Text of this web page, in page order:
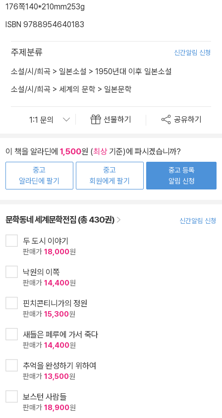
176쪽140*210mm253g
ISBN 9788954640183
주제분류 신간알림 신청
소설/시/희곡 > 일본소설 > 1950년대 이후 일본소설
소설/시/희곡 > 세계의 문학 > 일본문학
선물하기 공유하기
이 책을 알라딘에 1,500원 (최상기준)에 파시겠습니까?
중고
알라딘에 팔기
중고
회원에게 팔기
중고 등록
알림 신청
문학동네 세계문학전집 (총 430권) 신간알림 신청
두 도시 이야기
판매가 18,000원
낙원의 이쪽
판매가 14,400원
핀치콘티니가의 정원
판매가 15,300원
새들은 페루에 가서 죽다
판매가 14,400원
추억을 완성하기 위하여
판매가 13,500원
보스턴 사람들
판매가 18,900원